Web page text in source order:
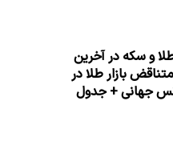
و سکه در آخرین
بازار طلا در
جهانی + جدول